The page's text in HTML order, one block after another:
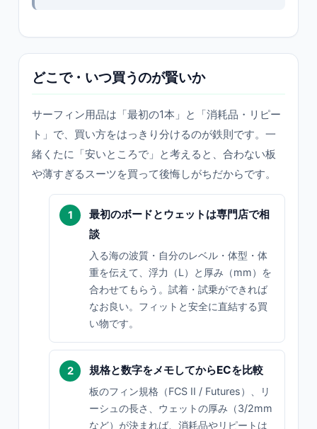
どこで・いつ買うのが賢いか
サーフィン用品は「最初の1本」と「消耗品・リピー
ト」で、買い方をはっきり分けるのが鉄則です。一
緒くたに「安いところで」と考えると、合わない板
や薄すぎるスーツを買って後悔しがちだからです。
最初のボードとウェットは専門店で相
談
入る海の波質・自分のレベル・体型・体
重を伝えて、浮力（L）と厚み（mm）を
合わせてもらう。試着・試乗ができれば
なお良い。フィットと安全に直結する買
い物です。
規格と数字をメモしてからECを比較
板のフィン規格（FCS II / Futures）、リ
ーシュの長さ、ウェットの厚み（3/2mm
など）が決まれば、消耗品やリピートは